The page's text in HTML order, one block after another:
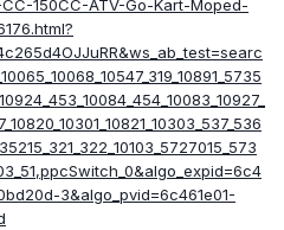
150CC-ATV-Go-Kart-Moped-
3&algo_pvid=6c461e01-